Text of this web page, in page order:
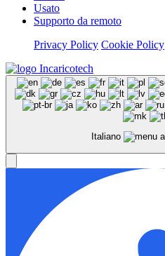
Usato
Supporto da remoto
Privacy Policy Cookie Policy
Italiano